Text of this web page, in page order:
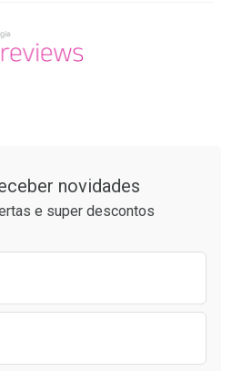
novidades
e super descontos